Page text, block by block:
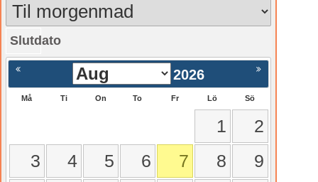
Slutdato
Nästa >
2026
Må Ti On To Fr Lö Sö
1
2
3
4 5 6 7 8 9